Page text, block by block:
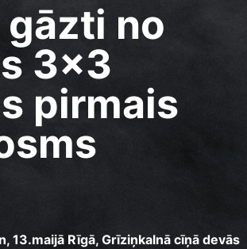
no
3x3
pirmais
13.maijā Rīgā, Grīziņkalnā cīņā devās